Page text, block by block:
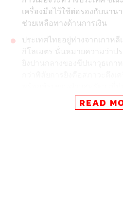
เครื่องมือไว้ใช้ต่อรองกับนาน
ช่วยเหลือทางด้านการเงิน
ประเทศไทยอยู่ห่างจากเกาห
กิโลเมตร นั่นหมายความว่าป
เกาหลีเหนือมากกว่าREAD